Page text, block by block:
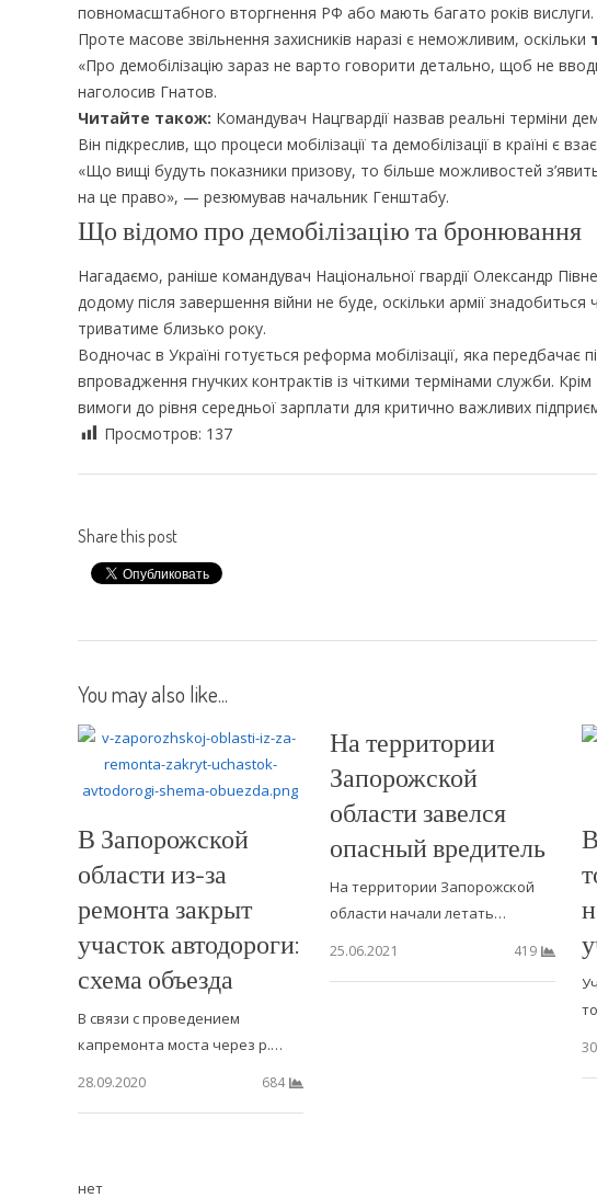
повномасштабного вторгнення РФ або мають багато років вислуги.
Проте масове звільнення захисників наразі є неможливим, оскільки
«Про демобілізацію зараз не варто говорити детально, щоб не
наголосив Гнатов.
Читайте також: Командувач Нацгвардії назвав реальні терміни
Він підкреслив, що процеси мобілізації та демобілізації в країні є
«Що вищі будуть показники призову, то більше можливостей
на це право», — резюмував начальник Генштабу.
Що відомо про демобілізацію та бронювання
Нагадаємо, раніше командувач Національної гвардії Олександр
додому після завершення війни не буде, оскільки армії знадобиться
триватиме близько року.
Водночас в Україні готується реформа мобілізації, яка
впровадження гнучких контрактів із чіткими термінами служби.
вимоги до рівня середньої зарплати для критично важливих
Просмотров: 137
Share this post
You may also like...
В Запорожской
области из-за
ремонта закрыт
участок автодороги:
схема объезда
В связи с проведением
капремонта моста через р.…
28.09.2020
684
На территории
Запорожской
области завелся
опасный вредитель
На территории Запорожской
области начали летать…
25.06.2021
419
нет